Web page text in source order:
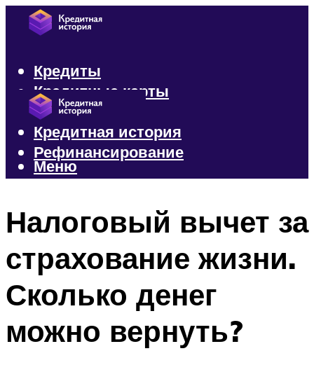
Кредиты
Кредитные карты
Микрозаймы
Кредитная история
Рефинансирование
Меню
Налоговый вычет за
страхование жизни.
Сколько денег
можно вернуть?